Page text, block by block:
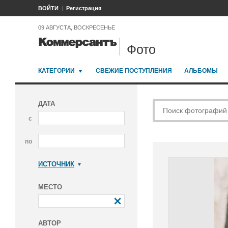
ВОЙТИ Регистрация
09 АВГУСТА, ВОСКРЕСЕНЬЕ
Фото
КАТЕГОРИИ СВЕЖИЕ ПОСТУПЛЕНИЯ АЛЬБОМЫ
ДАТА
с
по
ИСТОЧНИК
МЕСТО
АВТОР